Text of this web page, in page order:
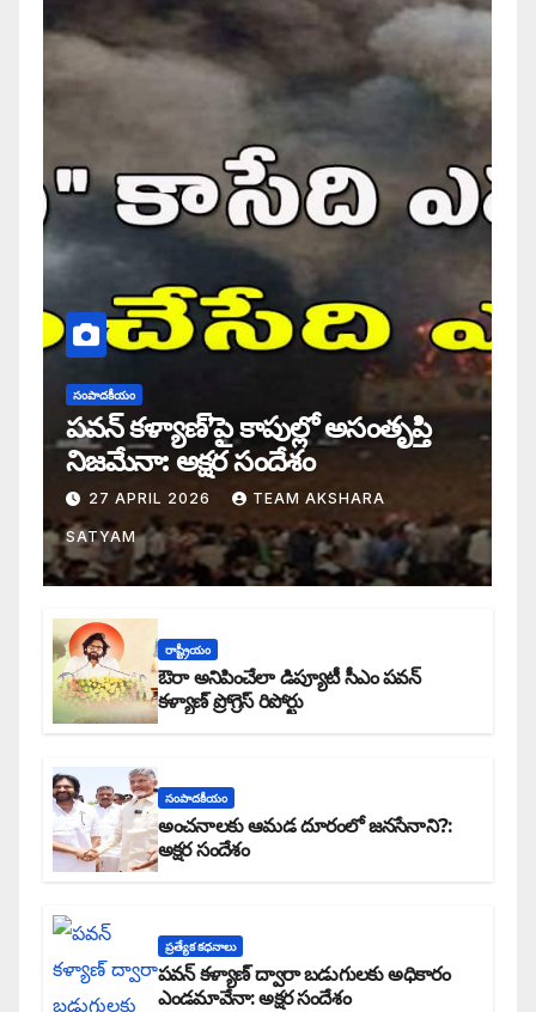
సంపాదకీయం
పవన్ కళ్యాణ్’పై కాపుల్లో అసంతృప్తి
నిజమేనా: అక్షర సందేశం
27 APRIL 2026 TEAM AKSHARA
SATYAM
రాష్ట్రీయం
ఔరా అనిపించేలా డిప్యూటీ సీఎం పవన్
కళ్యాణ్ ప్రోగ్రెస్ రిపోర్టు
సంపాదకీయం
అంచనాలకు ఆమడ దూరంలో జనసేనాని?:
అక్షర సందేశం
ప్రత్యేక కధనాలు
పవన్ కళ్యాణ్ ద్వారా బడుగులకు అధికారం
ఎండమావేనా: అక్షర సందేశం